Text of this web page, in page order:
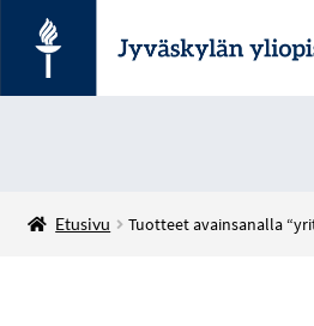
UMOVE
Etusivu Tuotteet avainsanalla